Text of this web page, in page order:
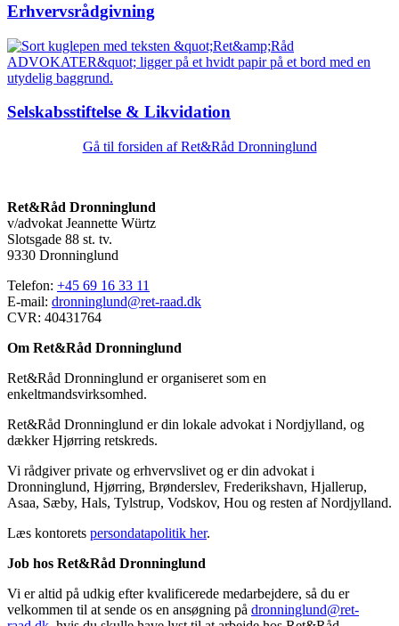
Erhvervsrådgivning
Selskabsstiftelse & Likvidation
Gå til forsiden af Ret&Råd Dronninglund
Ret&Råd Dronninglund
v/advokat Jeannette Würtz
Slotsgade 88 st. tv.
9330 Dronninglund
Telefon: +45 69 16 33 11
E-mail: dronninglund@ret-raad.dk
CVR: 40431764
Om Ret&Råd Dronninglund
Ret&Råd Dronninglund er organiseret som en
enkeltmandsvirksomhed.
Ret&Råd Dronninglund er din lokale advokat i Nordjylland, og
dækker Hjørring retskreds.
Vi rådgiver private og erhvervslivet og er din advokat i
Dronninglund, Hjørring, Brønderslev, Frederikshavn, Hjallerup,
Asaa, Sæby, Hals, Tylstrup, Vodskov, Hou og resten af Nordjylland.
Læs kontorets persondatapolitik her.
Job hos Ret&Råd Dronninglund
Vi er altid på udkig efter kvalificerede medarbejdere, så du er
velkommen til at sende os en ansøgning på dronninglund@ret-